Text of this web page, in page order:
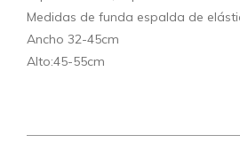
Medidas de funda espalda de
Ancho 32-45cm
Alto:45-55cm